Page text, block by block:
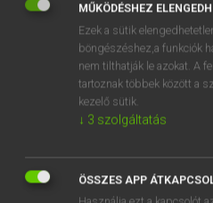
abandonment
abasement
SZOTAR.NET
MŰKÖDÉSHEZ
Ezek a sütik
böngészéshez,a funkciók
nem tilthatják le azokat. A
tartoznak többek között a
kezelő sütik.
↓ 3 szolgáltatás
ÖSSZES APP